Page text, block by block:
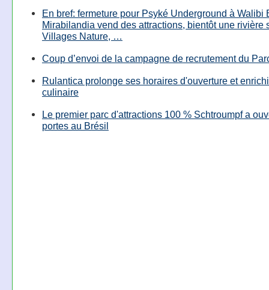
En bref: fermeture pour Psyké Underground à Walibi
Mirabilandia vend des attractions, bientôt une rivière
Villages Nature, …
Coup d’envoi de la campagne de recrutement du
Rulantica prolonge ses horaires d'ouverture et
culinaire
Le premier parc d'attractions 100 % Schtroumpf a
portes au Brésil